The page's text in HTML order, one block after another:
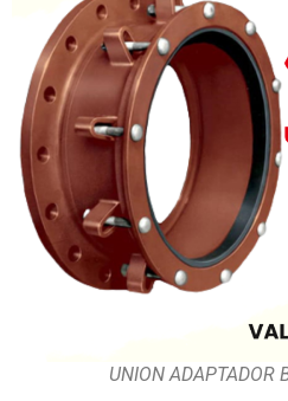
UNION ADAPTADOR